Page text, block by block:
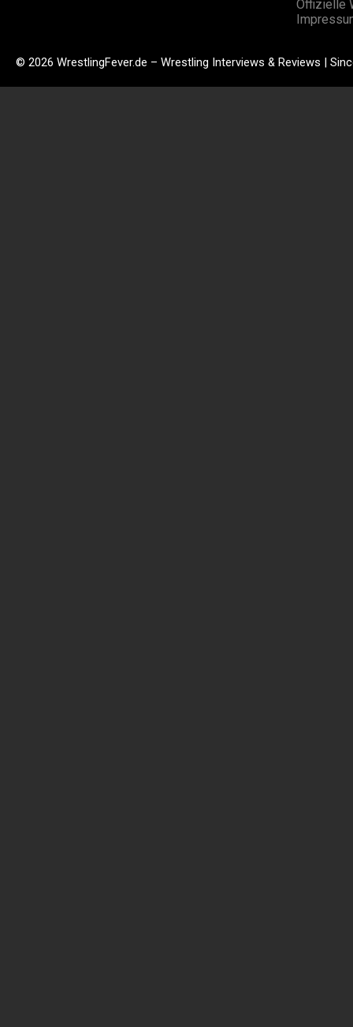
Offizielle
© 2026 WrestlingFever.de – Wrestling Interviews & Reviews |